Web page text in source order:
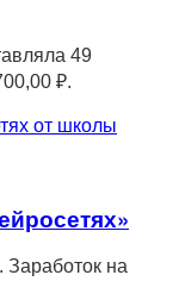
49
₽.
Заработок на